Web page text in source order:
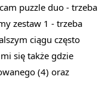
puzzle duo - trzeba
zestaw 1 - trzeba
ciągu często
się także gdzie
(4) oraz